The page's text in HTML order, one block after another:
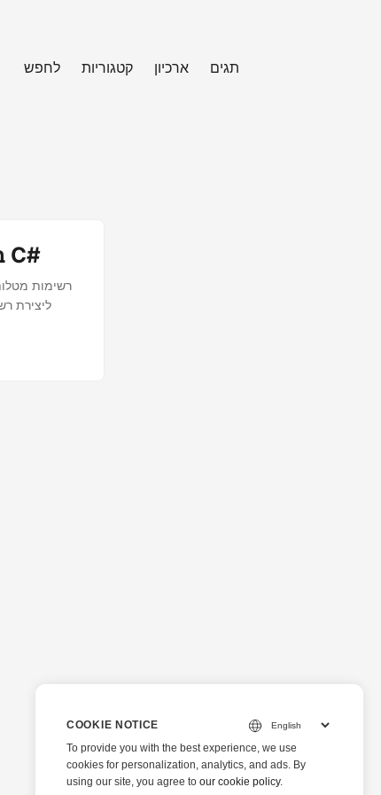
לחפש קטגוריות ארכיון תגים
צור רשימת מטלות במסמך OneNote (.ONE) באמצעות C#
רשימות
COOKIE NOTICE
To provide you with the best experience, we use
cookies for personalization, analytics, and ads. By
using our site, you agree to our cookie policy.